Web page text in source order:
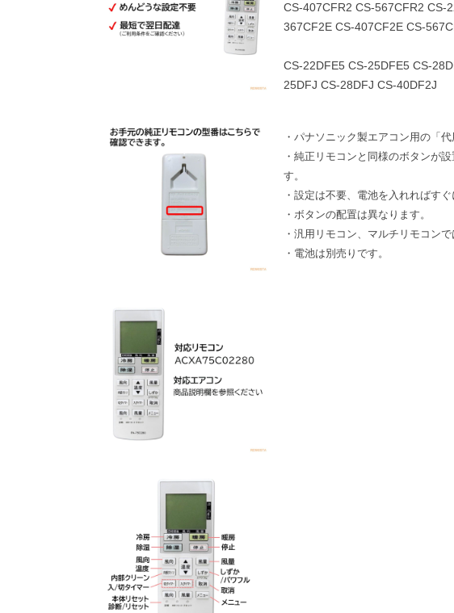
CS-407CFR2 CS-567CFR2 CS-
367CF2E CS-407CF2E CS-
CS-22DFE5 CS-25DFE5 CS-
25DFJ CS-28DFJ CS-40DF2J
・パナソニック製エアコン用の「代
・純正リモコンと同様のボタンが
す。
・設定は不要、電池を入れればすぐ
・ボタンの配置は異なります。
・汎用リモコン、マルチリモコン
・電池は別売りです。